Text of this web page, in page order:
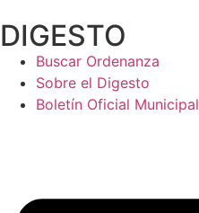
al
contenido
DIGESTO
Buscar Ordenanza
Sobre el Digesto
Boletín Oficial Municipal